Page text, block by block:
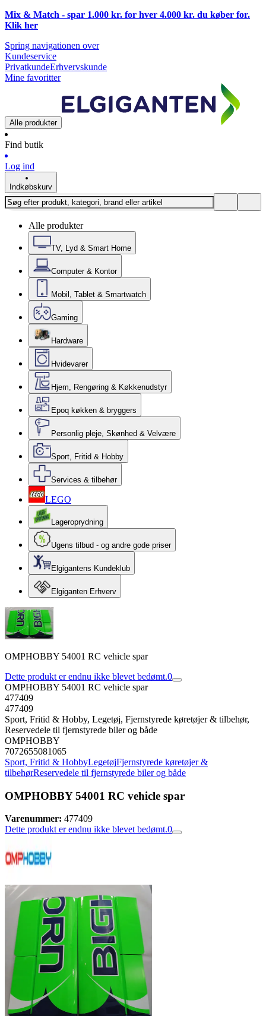
Mix & Match - spar 1.000 kr. for hver 4.000 kr. du køber for.
Klik her
Spring navigationen over
Kundeservice
PrivatkundeErhvervskunde
Mine favoritter
Alle produkter
Find butik
Log ind
Indkøbskurv
Alle produkter
TV, Lyd & Smart Home
Computer & Kontor
Mobil, Tablet & Smartwatch
Gaming
Hardware
Hvidevarer
Hjem, Rengøring & Køkkenudstyr
Epoq køkken & bryggers
Personlig pleje, Skønhed & Velvære
Sport, Fritid & Hobby
Services & tilbehør
LEGO
Lageroprydning
Ugens tilbud - og andre gode priser
Elgigantens Kundeklub
Elgiganten Erhverv
OMPHOBBY 54001 RC vehicle spar
Dette produkt er endnu ikke blevet bedømt.0
OMPHOBBY 54001 RC vehicle spar
477409
477409
Sport, Fritid & Hobby, Legetøj, Fjernstyrede køretøjer & tilbehør,
Reservedele til fjernstyrede biler og både
OMPHOBBY
7072655081065
Sport, Fritid & HobbyLegetøjFjernstyrede køretøjer &
tilbehørReservedele til fjernstyrede biler og både
OMPHOBBY 54001 RC vehicle spar
Varenummer: 477409
Dette produkt er endnu ikke blevet bedømt.0